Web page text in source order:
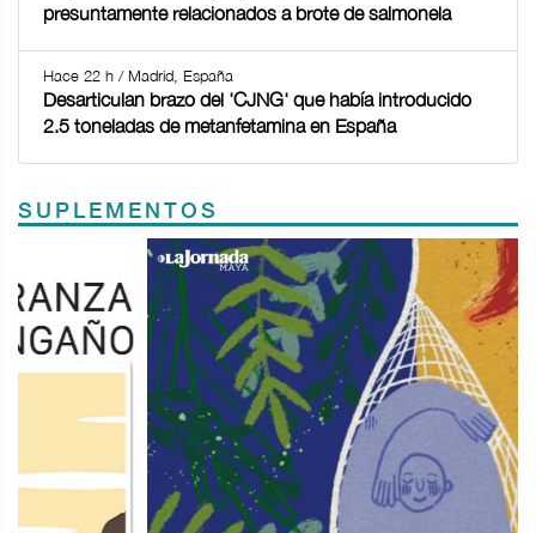
presuntamente relacionados a brote de salmonela
Hace 22 h / Madrid, España
Desarticulan brazo del 'CJNG' que había introducido
2.5 toneladas de metanfetamina en España
SUPLEMENTOS